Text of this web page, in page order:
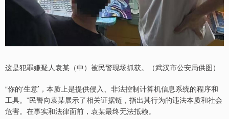
这是犯罪嫌疑人袁某（中）被民警现场抓获。（武汉市公安局供图）
“你的‘生意’，本质上是提供侵入、非法控制计算机信息系统的程序和
工具。”民警向袁某展示了相关证据链，指出其行为的违法本质和社会
危害。在事实和法律面前，袁某最终无法抵赖。